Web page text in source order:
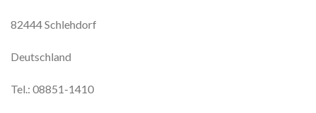
82444 Schlehdorf
Deutschland
Tel.: 08851-1410